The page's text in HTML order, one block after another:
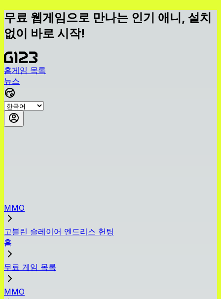
무료 웹게임으로 만나는 인기 애니, 설치
없이 바로 시작!
홈게임 목록
뉴스
MMO
고블린 슬레이어 엔드리스 헌팅
홈
무료 게임 목록
MMO